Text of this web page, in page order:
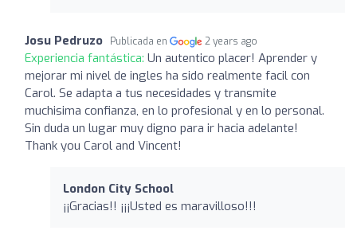
Josu Pedruzo Publicada en 2 years ago
Experiencia fantástica: Un autentico placer! Aprender y
mejorar mi nivel de ingles ha sido realmente facil con
Carol. Se adapta a tus necesidades y transmite
muchisima confianza, en lo profesional y en lo personal.
Sin duda un lugar muy digno para ir hacia adelante!
Thank you Carol and Vincent!
London City School
¡¡Gracias!! ¡¡¡Usted es maravilloso!!!